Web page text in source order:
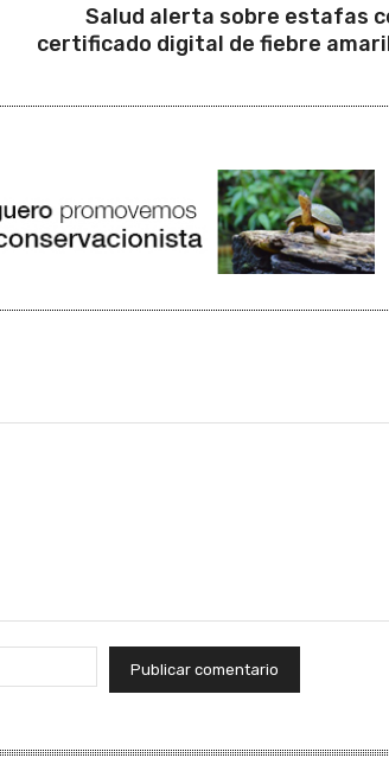
Salud alerta sobre estafas
certificado digital de fiebre
electrónico:*